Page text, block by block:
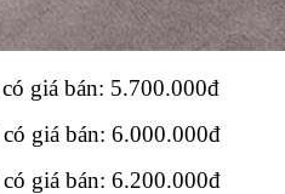
giá bán: 5.700.000đ
giá bán: 6.000.000đ
giá bán: 6.200.000đ